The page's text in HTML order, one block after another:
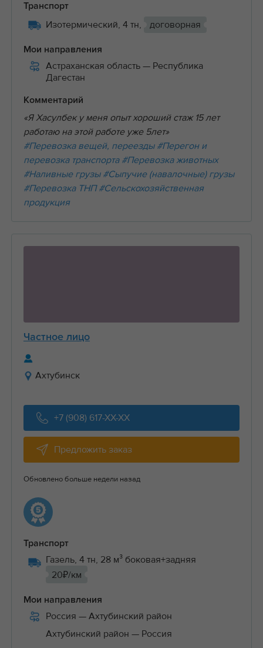
Транспорт
Изотермический, 4 тн, договорная
Мои направления
Астраханская область — Республика
Дагестан
Комментарий
«Я Хасулбек у меня опыт хороший стаж 15 лет
работаю на этой работе уже 5лет»
#Перевозка вещей, переезды #Перегон и
перевозка транспорта #Перевозка животных
#Наливные грузы #Сыпучие (навалочные) грузы
#Перевозка ТНП #Сельскохозяйственная
продукция
Частное лицо
Ахтубинск
+7 (908) 617-XX-XX
Предложить заказ
Обновлено больше недели назад
Транспорт
Газель, 4 тн, 28 м³ боковая+задняя
20₽/км
Мои направления
Россия — Ахтубинский район
Ахтубинский район — Россия